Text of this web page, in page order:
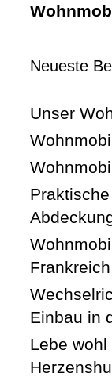
Neueste
Unser
Frankreich
Einbau in
Lebe